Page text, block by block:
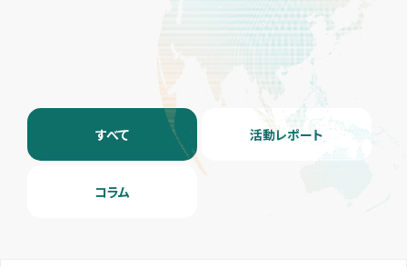
すべて 活動レポート
コラム